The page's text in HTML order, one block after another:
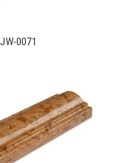
JW-0071
查看內容